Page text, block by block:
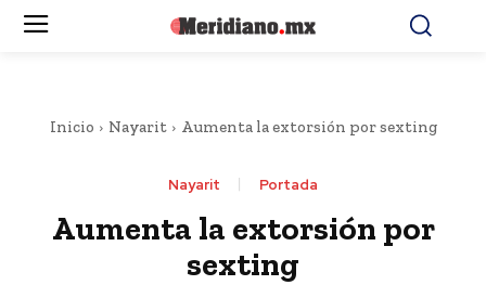
Inicio Nayarit Aumenta la extorsión por sexting
Nayarit Portada
Aumenta la extorsión por
sexting